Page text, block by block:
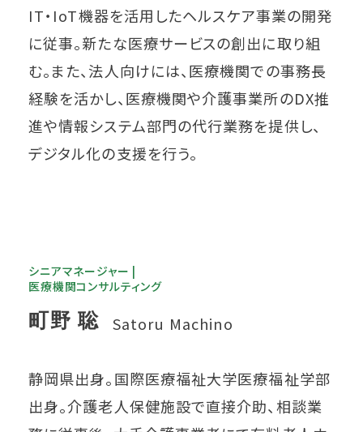
IT・IoT機器を活用したヘルスケア事業の開発
に従事。新たな医療サービスの創出に取り組
む。また、法人向けには、医療機関での事務長
経験を活かし、医療機関や介護事業所のDX推
進や情報システム部門の代行業務を提供し、
デジタル化の支援を行う。
シニアマネージャー |
医療機関コンサルティング
町野 聡 Satoru Machino
静岡県出身。国際医療福祉大学医療福祉学部
出身。介護老人保健施設で直接介助、相談業